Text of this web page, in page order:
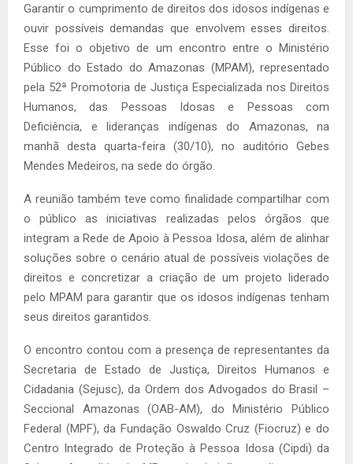
Garantir o cumprimento de direitos dos idosos indígenas e
ouvir possíveis demandas que envolvem esses direitos.
Esse foi o objetivo de um encontro entre o Ministério
Público do Estado do Amazonas (MPAM), representado
pela 52ª Promotoria de Justiça Especializada nos Direitos
Humanos, das Pessoas Idosas e Pessoas com
Deficiência, e lideranças indígenas do Amazonas, na
manhã desta quarta-feira (30/10), no auditório Gebes
Mendes Medeiros, na sede do órgão.
A reunião também teve como finalidade compartilhar com
o público as iniciativas realizadas pelos órgãos que
integram a Rede de Apoio à Pessoa Idosa, além de alinhar
soluções sobre o cenário atual de possíveis violações de
direitos e concretizar a criação de um projeto liderado
pelo MPAM para garantir que os idosos indígenas tenham
seus direitos garantidos.
O encontro contou com a presença de representantes da
Secretaria de Estado de Justiça, Direitos Humanos e
Cidadania (Sejusc), da Ordem dos Advogados do Brasil –
Seccional Amazonas (OAB-AM), do Ministério Público
Federal (MPF), da Fundação Oswaldo Cruz (Fiocruz) e do
Centro Integrado de Proteção à Pessoa Idosa (Cipdi) da